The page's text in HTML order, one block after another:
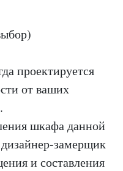
проектируется
от ваших
шкафа данной
замерщик
и составления